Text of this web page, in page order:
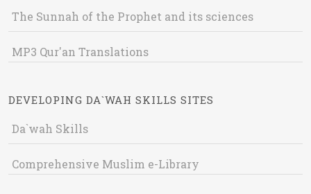
The Sunnah of the Prophet and its sciences
MP3 Qur'an Translations
DEVELOPING DA`WAH SKILLS SITES
Da`wah Skills
Comprehensive Muslim e-Library